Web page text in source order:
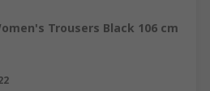
Trousers Black 106 cm